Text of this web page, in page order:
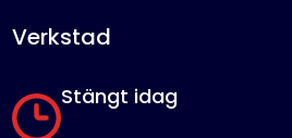
Stängt idag
Verkstad